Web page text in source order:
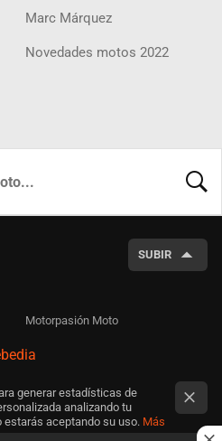
Marc Márquez
Novedades motos 2022
SUBIR
Motorpasión Moto
generar estadísticas de
analizando tu
estarás aceptando su uso. Más